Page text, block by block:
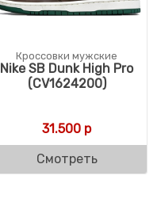
Кроссовки мужские
Nike SB Dunk High Pro
(CV1624200)
31.500 р
Смотреть